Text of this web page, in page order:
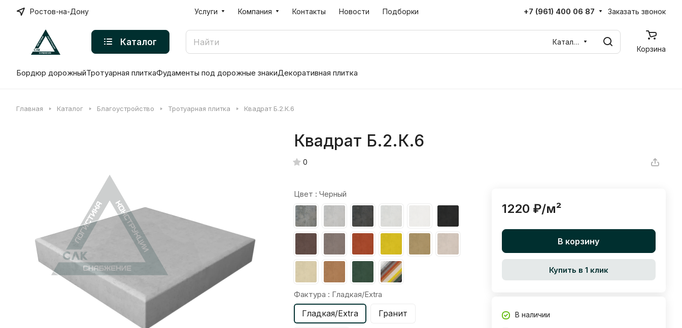
Ростов-на-Дону Услуги Компания Контакты Новости Подборки +7 (961) 400 06 87 Заказать звонок
Каталог
Каталог
Корзина
Бордюр дорожныйТротуарная плиткаФудаменты под дорожные знакиДекоративная плитка
Главная Каталог Благоустройство Тротуарная плитка Квадрат Б.2.К.6
Квадрат Б.2.К.6
0
Цвет : Черный
Фактура : Гладкая/Extra
Гладкая/Extra Гранит
1220 ₽/м²
В корзину
Купить в 1 клик
В наличии